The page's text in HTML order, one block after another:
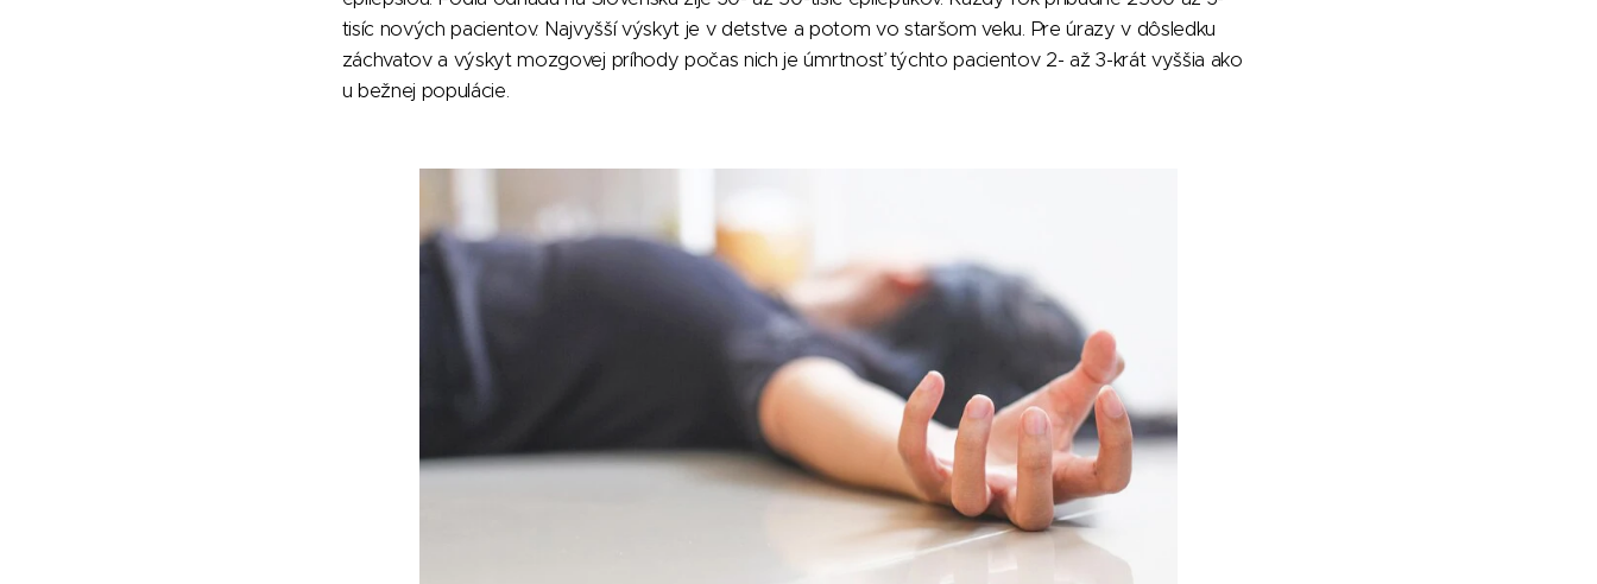
tisíc nových pacientov. Najvyšší výskyt je v detstve a potom vo staršom veku. Pre úrazy v dôsledku
záchvatov a výskyt mozgovej príhody počas nich je úmrtnosť týchto pacientov 2- až 3-krát vyššia ako
u bežnej populácie.